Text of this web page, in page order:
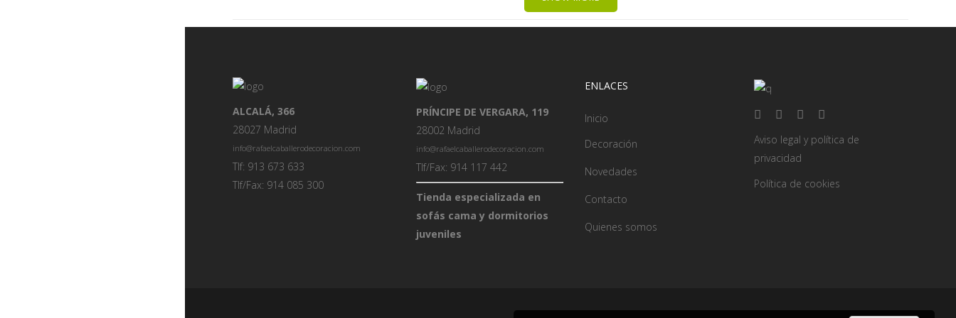
ALCALÁ, 366
28027 Madrid
info@rafaelcaballerodecoracion.com
Tlf: 913 673 633
Tlf/Fax: 914 085 300
PRÍNCIPE DE VERGARA, 119
28002 Madrid
info@rafaelcaballerodecoracion.com
Tlf/Fax: 914 117 442
Tienda especializada en
sofás cama y dormitorios
juveniles
ENLACES
Inicio
Decoración
Novedades
Contacto
Quienes somos
Aviso legal y política de
privacidad
Política de cookies